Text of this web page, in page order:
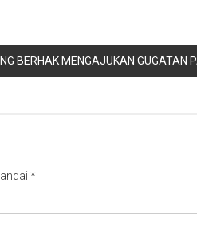
BERHAK MENGAJUKAN GUGATAN
*